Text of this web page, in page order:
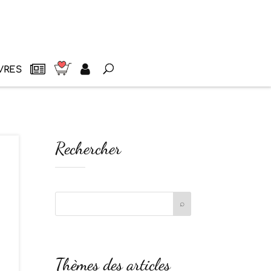
Rechercher
Thèmes des articles